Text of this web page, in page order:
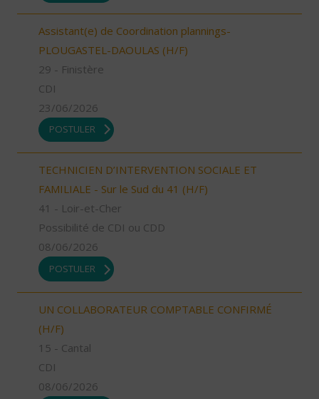
Assistant(e) de Coordination plannings-
PLOUGASTEL-DAOULAS (H/F)
29 - Finistère
CDI
23/06/2026
POSTULER
TECHNICIEN D’INTERVENTION SOCIALE ET
FAMILIALE - Sur le Sud du 41 (H/F)
41 - Loir-et-Cher
Possibilité de CDI ou CDD
08/06/2026
POSTULER
UN COLLABORATEUR COMPTABLE CONFIRMÉ
(H/F)
15 - Cantal
CDI
08/06/2026